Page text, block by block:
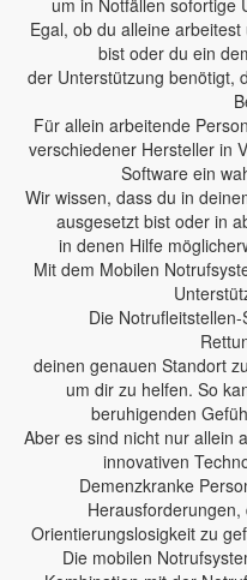
um in Notfällen sofortige
Egal, ob du alleine
bist oder du ein
der Unterstützung benötigt,
Für allein arbeitende
verschiedener Hersteller in
Software ein
Wir wissen, dass du in
ausgesetzt bist oder in
in denen Hilfe
Mit dem Mobilen
Die
deinen genauen Standort
um dir zu helfen. So
beruhigenden
Aber es sind nicht nur allein
innovativen
Demenzkranke
Orientierungslosigkeit zu
Die mobilen